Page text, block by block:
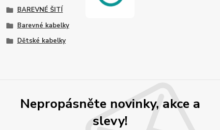
BAREVNÉ ŠITÍ
Barevné kabelky
Dětské kabelky
Nepropásněte novinky, akce a
slevy!